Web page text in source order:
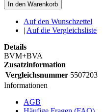
In den Warenkorb
Auf den Wunschzettel
| Auf die Vergleichsliste
Details
BVM+BVA
Zusatzinformation
Vergleichsnummer 5507203
Informationen
AGB